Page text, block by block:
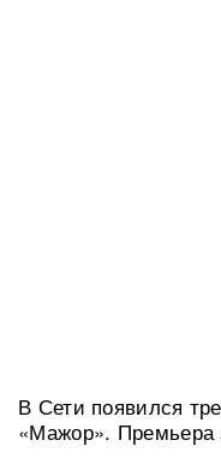
В Сети появился
«Мажор». Премьера